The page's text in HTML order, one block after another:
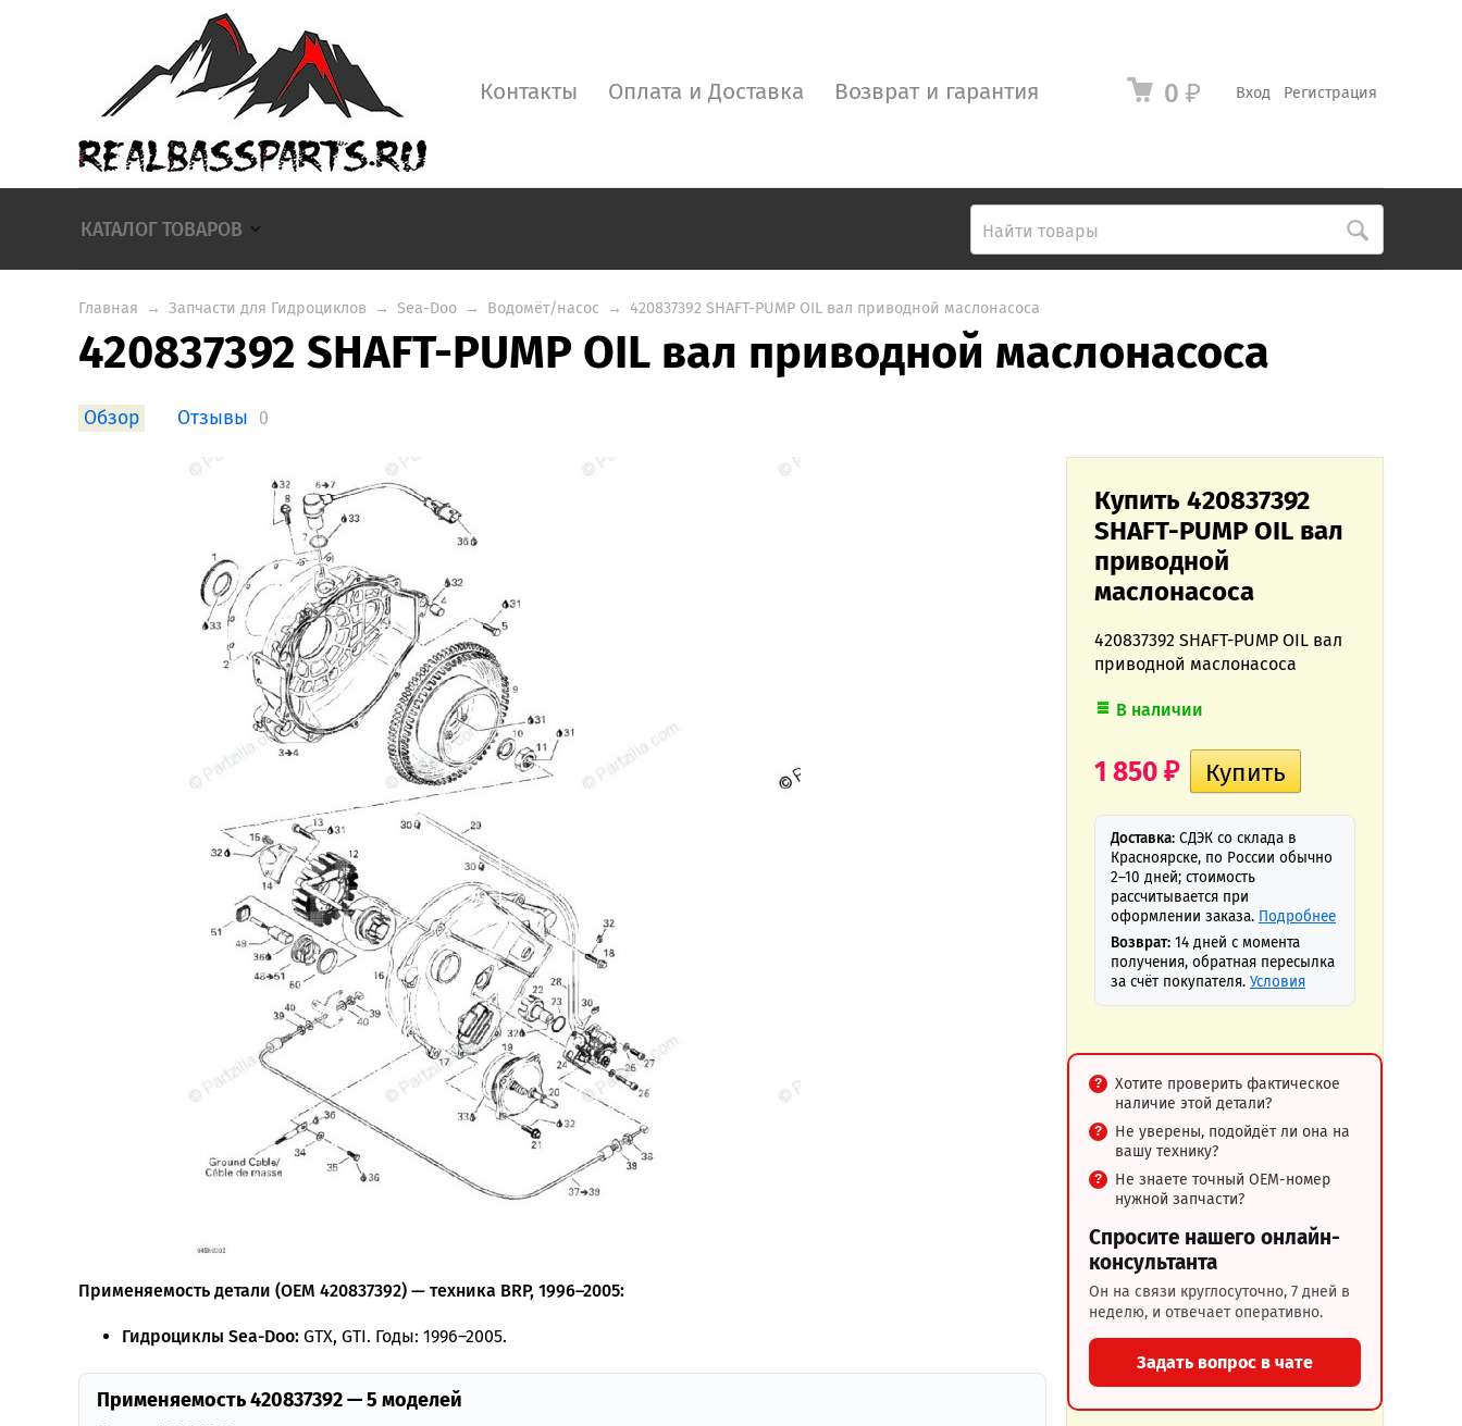
Вход Регистрация
0 ₽
Контакты Оплата и Доставка Возврат и гарантия
КАТАЛОГ ТОВАРОВ
Главная → Запчасти для Гидроциклов → Sea-Doo → Водомёт/насос → 420837392 SHAFT-PUMP OIL вал приводной маслонасоса
420837392 SHAFT-PUMP OIL вал приводной маслонасоса
Обзор Отзывы 0
Купить 420837392
SHAFT-PUMP OIL вал
приводной
маслонасоса
420837392 SHAFT-PUMP OIL вал
приводной маслонасоса
В наличии
1 850 ₽
Доставка: СДЭК со склада в
Красноярске, по России обычно
2–10 дней; стоимость
рассчитывается при
оформлении заказа. Подробнее
Возврат: 14 дней с момента
получения, обратная пересылка
за счёт покупателя. Условия
Хотите проверить фактическое
наличие этой детали?
Не уверены, подойдёт ли она на
вашу технику?
Не знаете точный OEM-номер
нужной запчасти?
Спросите нашего онлайн-
консультанта
Он на связи круглосуточно, 7 дней в
неделю, и отвечает оперативно.
Задать вопрос в чате
Применяемость детали (OEM 420837392) — техника BRP, 1996–2005:
Гидроциклы Sea-Doo: GTX, GTI. Годы: 1996–2005.
Применяемость 420837392 — 5 моделей